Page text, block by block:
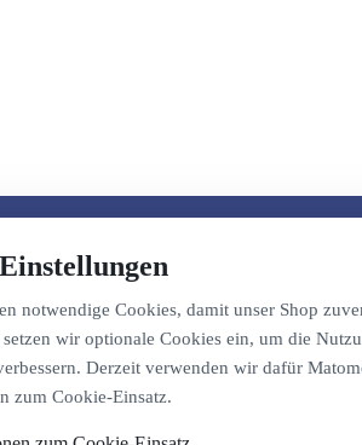
notwendige Cookies, damit unser Shop
wir optionale Cookies ein, um die
Derzeit verwenden wir dafür
zum Cookie-Einsatz.